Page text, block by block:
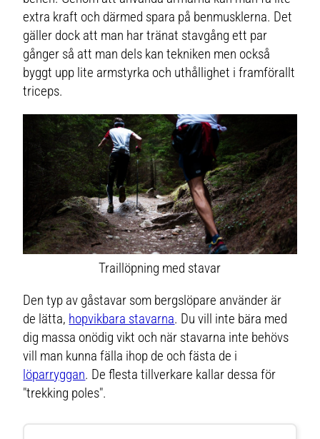
extra kraft och därmed spara på benmusklerna. Det
gäller dock att man har tränat stavgång ett par
gånger så att man dels kan tekniken men också
byggt upp lite armstyrka och uthållighet i framförallt
triceps.
Traillöpning med stavar
Den typ av gåstavar som bergslöpare använder är
de lätta, hopvikbara stavarna. Du vill inte bära med
dig massa onödig vikt och när stavarna inte behövs
vill man kunna fälla ihop de och fästa de i
löparryggan. De flesta tillverkare kallar dessa för
"trekking poles".